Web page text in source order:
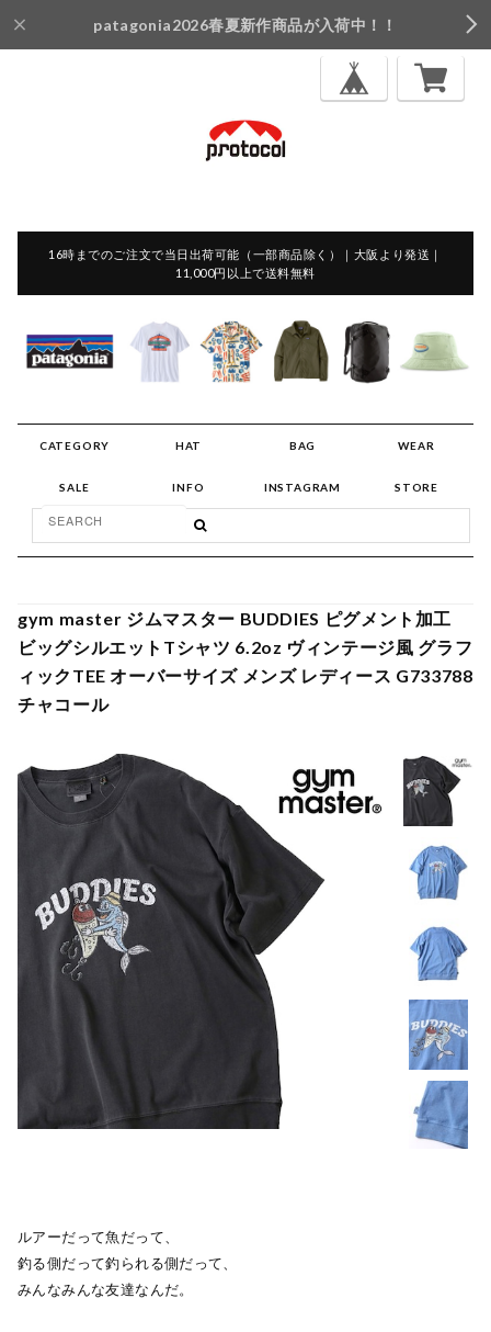
patagonia2026春夏新作商品が入荷中！！
16時までのご注文で当日出荷可能（一部商品除く）｜大阪より発送｜
11,000円以上で送料無料
CATEGORY HAT BAG WEAR
SALE INFO INSTAGRAM STORE
gym master ジムマスター BUDDIES ピグメント加工
ビッグシルエットTシャツ 6.2oz ヴィンテージ風 グラフ
ィックTEE オーバーサイズ メンズ レディース G733788
チャコール
ルアーだって魚だって、
釣る側だって釣られる側だって、
みんなみんな友達なんだ。